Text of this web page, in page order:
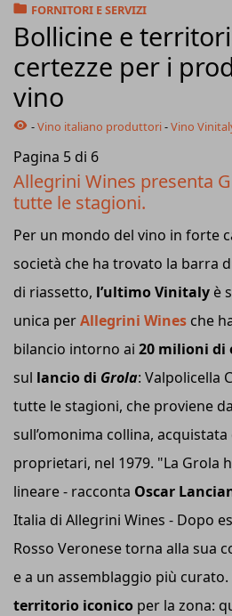
FORNITORI E SERVIZI
Bollicine e
certezze per i
vino
-Vino italiano produttori-Vino
Pagina 5 di 6
Allegrini Wines presenta
tutte le stagioni.
Per un mondo del vino in forte
società che ha trovato la barra
di riassetto, l’ultimo Vinitaly è
unica perAllegrini Wines che
bilancio intorno ai 20 milioni di
sul lancio di Grola: Valpolicella
tutte le stagioni, che proviene
sull’omonima collina,
proprietari, nel 1979. "La Grola
lineare - racconta Oscar
Italia di Allegrini Wines - Dopo
Rosso Veronese torna alla sua
e a un assemblaggio più curato.
territorio iconico per la zona: